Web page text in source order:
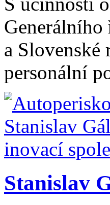
Generálního
a Slovenské
personální
Stanislav